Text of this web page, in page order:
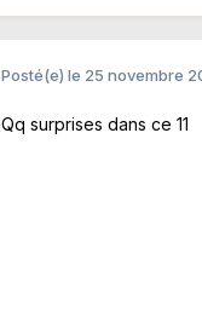
Posté(e)le 25 novembre
Qq surprises dans ce 11